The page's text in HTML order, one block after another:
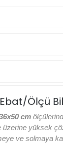
Ölçü
cm
yüksek
ve solmaya